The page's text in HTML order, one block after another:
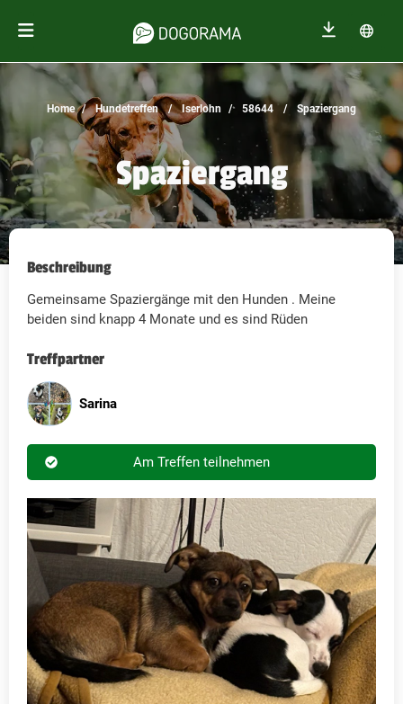
Home Hundetreffen Iserlohn 58644 Spaziergang
Spaziergang
Beschreibung
Gemeinsame Spaziergänge mit den Hunden . Meine
beiden sind knapp 4 Monate und es sind Rüden
Treffpartner
Sarina
Am Treffen teilnehmen